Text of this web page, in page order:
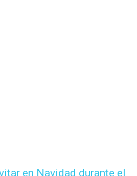
en Navidad durante el